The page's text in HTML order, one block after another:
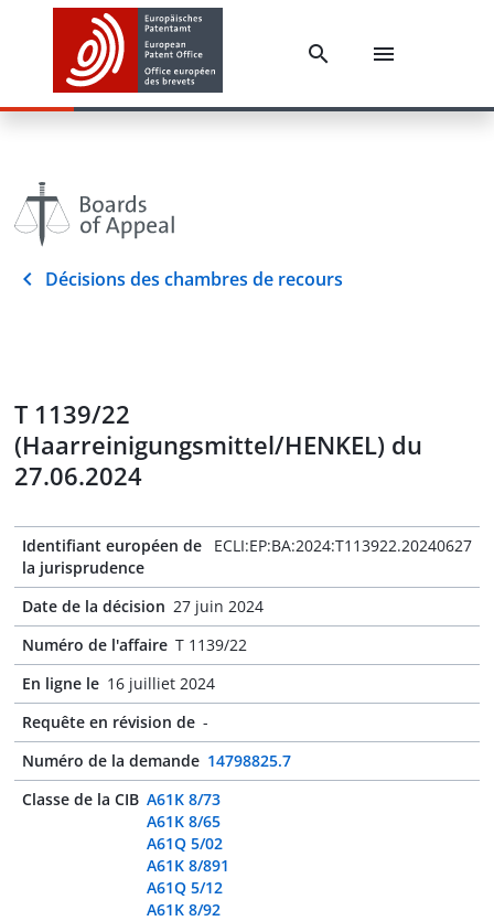
Décisions des chambres de recours
T 1139/22
(Haarreinigungsmittel/HENKEL) du
27.06.2024
Identifiant européen de
la jurisprudence
ECLI:EP:BA:2024:T113922.20240627
Date de la décision 27 juin 2024
Numéro de l'affaire T 1139/22
En ligne le 16 juilliet 2024
Requête en révision de -
Numéro de la demande 14798825.7
Classe de la CIB A61K 8/73
A61K 8/65
A61Q 5/02
A61K 8/891
A61Q 5/12
A61K 8/92